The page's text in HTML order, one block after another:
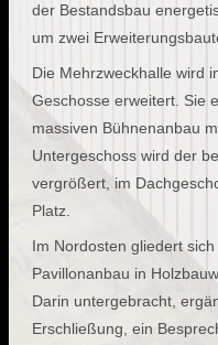
der Bestandsbau
um zwei
Die Mehrzweckhalle wird
Geschosse erweitert. Sie
massiven Bühnenanbau
Untergeschoss wird der
vergrößert, im
Platz.
Im Nordosten gliedert
Pavillonanbau in
Darin untergebracht,
Erschließung, ein